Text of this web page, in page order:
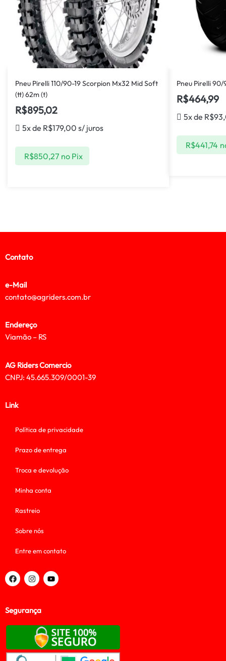
Pneu Pirelli 110/90-19 Scorpion Mx32 Mid Soft
(tt) 62m (t)
R$895,02
5x de R$179,00 s/ juros
R$850,27 no Pix
Pneu Pirelli 90/
R$464,99
5x de R$
R$441,74
Contato
e-Mail
contato@agriders.com.br
Endereço
Viamão – RS
AG Riders Comercio
CNPJ: 45.665.309/0001-39
Link
Política de privacidade
Prazo de entrega
Troca e devolução
Minha conta
Rastreio
Sobre nós
Entre em contato
Segurança